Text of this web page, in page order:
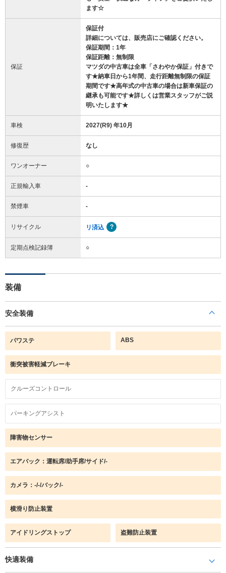
ます☆
保証
保証付
詳細については、販売店にご確認ください。
保証期間：1年
保証距離：無制限
マツダの中古車は全車「さわやか保証」付きで
す★納車日から1年間、走行距離無制限の保証
期間です★高年式の中古車の場合は新車保証の
継承も可能です★詳しくは営業スタッフがご説
明いたします★
車検 2027(R9) 年10月
修復歴 なし
ワンオーナー ○
正規輸入車 -
禁煙車 -
リサイクル リ済込
定期点検記録簿 ○
装備
安全装備
パワステ ABS
衝突被害軽減ブレーキ
クルーズコントロール
パーキングアシスト
障害物センサー
エアバック：運転席/助手席/サイド/-
カメラ：-/-/バック/-
横滑り防止装置
アイドリングストップ 盗難防止装置
快適装備